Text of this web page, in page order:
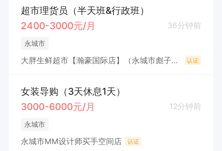
超市理货员（半天班&行政班）
2400-3000元/月
36分钟前
永城市
大胖生鲜超市【瀚豪国际店】（永城市彪子购物超市(个人独资) 认证
女装导购（3天休息1天）
3000-6000元/月
12分钟前
永城市
永城市MM设计师买手空间店 认证